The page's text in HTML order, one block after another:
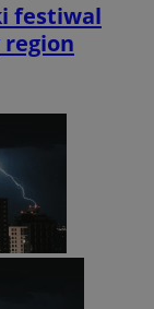
festiwal
region